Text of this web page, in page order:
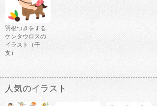
羽根つきをする
ケンタウロスの
イラスト（干
支）
人気のイラスト